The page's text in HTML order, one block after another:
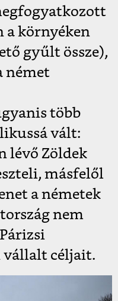
a környéken
gyűlt össze),
német
több
vált:
lévő Zöldek
másfelől
a németek
nem
vállalt céljait.